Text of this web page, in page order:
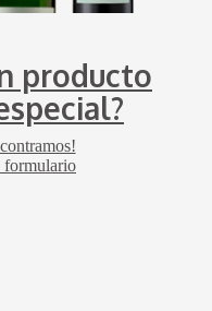
producto
formulario